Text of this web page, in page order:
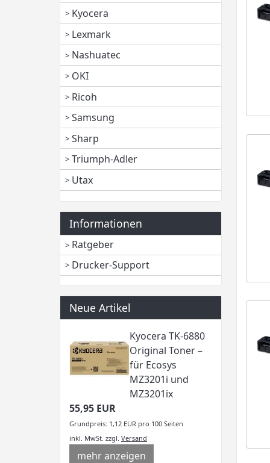
Kyocera
Lexmark
Nashuatec
OKI
Ricoh
Samsung
Sharp
Triumph-Adler
Utax
Informationen
Ratgeber
Drucker-Support
Neue Artikel
Kyocera TK-6880
Original Toner –
für Ecosys
MZ3201i und
MZ3201ix
55,95 EUR
Grundpreis: 1,12 EUR pro 100 Seiten
inkl. MwSt. zzgl. Versand
mehr anzeigen